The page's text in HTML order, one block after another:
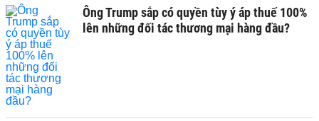
Ông Trump sắp có quyền tùy ý áp thuế 100%
lên những đối tác thương mại hàng đầu?